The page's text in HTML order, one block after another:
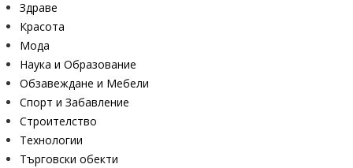
Здраве
Красота
Мода
Наука и Образование
Обзавеждане и Мебели
Спорт и Забавление
Строителство
Технологии
Търговски обекти